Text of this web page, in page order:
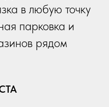
в любую точку
парковка и
рядом